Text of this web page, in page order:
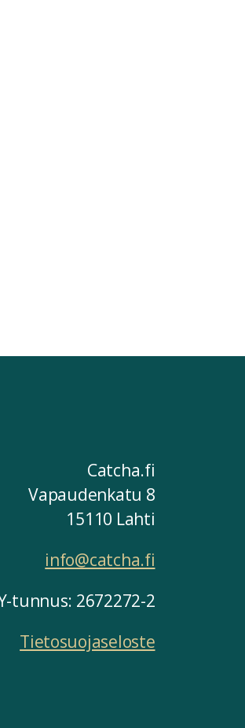
Catcha.fi
Vapaudenkatu 8
15110 Lahti
info@catcha.fi
tunnus: 2672272-2
Tietosuojaseloste